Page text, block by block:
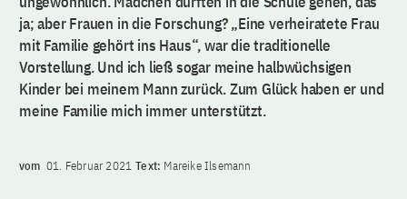
ja; aber Frauen in die Forschung? „Eine verheiratete Frau
mit Familie gehört ins Haus“, war die traditionelle
Vorstellung. Und ich ließ sogar meine halbwüchsigen
Kinder bei meinem Mann zurück. Zum Glück haben er und
meine Familie mich immer unterstützt.
vom 01. Februar 2021 Text: Mareike Ilsemann